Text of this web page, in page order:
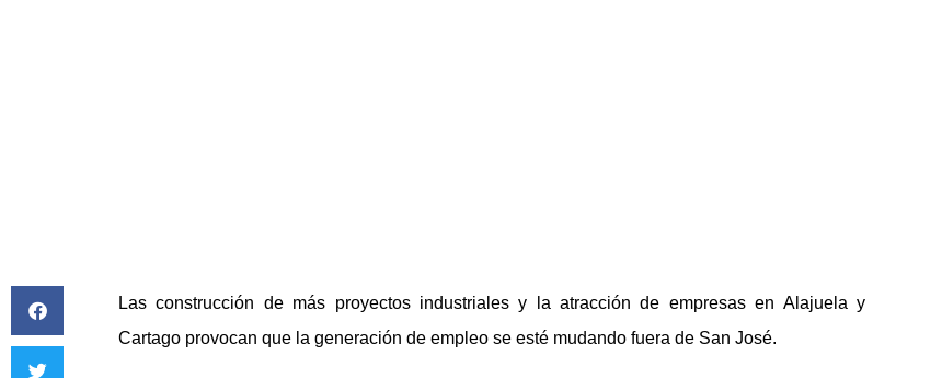
Las construcción de más proyectos industriales y la atracción de empresas en Alajuela y
Cartago provocan que la generación de empleo se esté mudando fuera de San José.